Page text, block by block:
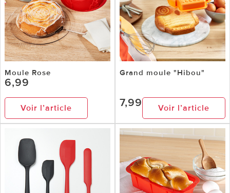
Moule Rose
6,99
Voir l’article
Grand moule "Hibou"
7,99 Voir l’article